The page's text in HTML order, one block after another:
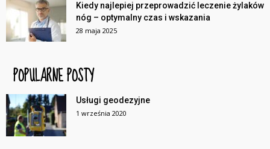
Kiedy najlepiej przeprowadzić leczenie żylaków
nóg – optymalny czas i wskazania
28 maja 2025
POPULARNE POSTY
Usługi geodezyjne
1 września 2020